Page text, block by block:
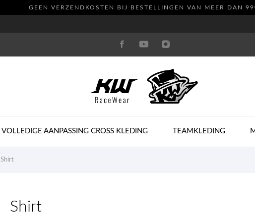
GEEN VERZENDKOSTEN BIJ BESTELLINGEN VAN MEER DAN
VOLLEDIGE AANPASSING CROSS KLEDING TEAMKLEDING
Shirt
Shirt